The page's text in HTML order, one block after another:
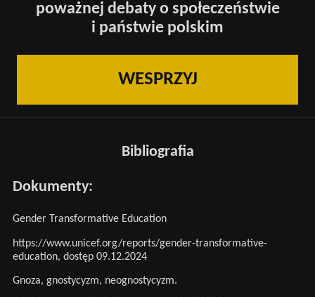
poważnej debaty o społeczeństwie
i państwie polskim
WESPRZYJ
Bibliografia
Dokumenty:
Gender Transformative Education
https://www.unicef.org/reports/gender-transformative-
education, dostęp 09.12.2024
Gnoza, gnostycyzm, neognostycyzm.